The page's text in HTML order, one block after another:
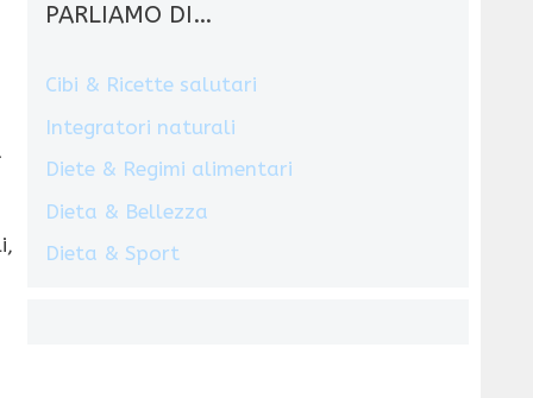
PARLIAMO DI…
Cibi & Ricette salutari
Integratori naturali
Diete & Regimi alimentari
Dieta & Bellezza
Dieta & Sport